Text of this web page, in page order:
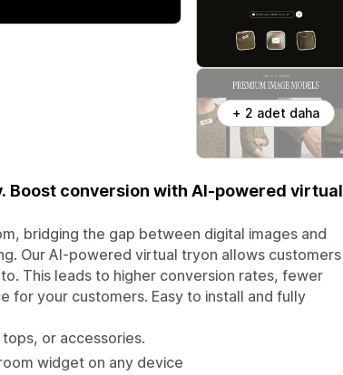
+ 2 adet daha
Boost conversion with AI-powered virtual
bridging the gap between digital images and
Our AI-powered virtual tryon allows customers
This leads to higher conversion rates, fewer
for your customers. Easy to install and fully
or accessories.
widget on any device